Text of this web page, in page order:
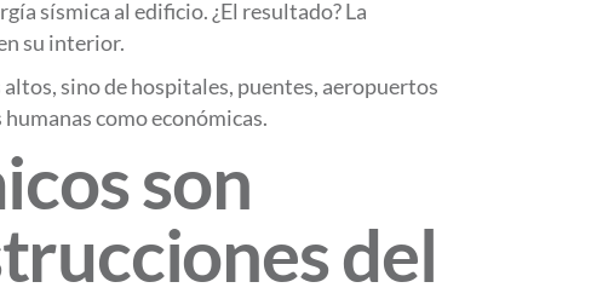
sísmica al edificio. ¿El resultado? La
su interior.
sino de hospitales, puentes, aeropuertos
como económicas.
son
del